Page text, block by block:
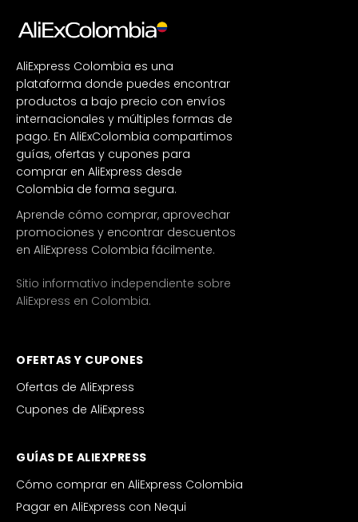
AliExpress Colombia es una
plataforma donde puedes encontrar
productos a bajo precio con envíos
internacionales y múltiples formas de
pago. En AliExColombia compartimos
guías, ofertas y cupones para
comprar en AliExpress desde
Colombia de forma segura.
Aprende cómo comprar, aprovechar
promociones y encontrar descuentos
en AliExpress Colombia fácilmente.
Sitio informativo independiente sobre
AliExpress en Colombia.
OFERTAS Y CUPONES
Ofertas de AliExpress
Cupones de AliExpress
GUÍAS DE ALIEXPRESS
Cómo comprar en AliExpress Colombia
Pagar en AliExpress con Nequi